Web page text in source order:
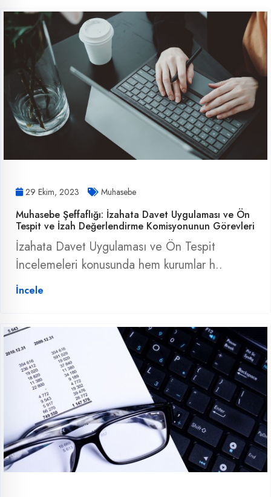
29 Ekim, 2023 Muhasebe
Muhasebe Şeffaflığı: İzahata Davet Uygulaması ve Ön
Tespit ve İzah Değerlendirme Komisyonunun Görevleri
İzahata Davet Uygulaması ve Ön Tespit
İncelemeleri konusunda hem kurumlar h..
İncele